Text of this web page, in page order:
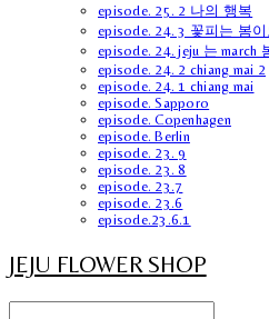
episode. 25. 2 나의 행복
episode. 24. 3 꽃피는 봄
episode. 24. jeju 는 march
episode. 24. 2 chiang mai 2
episode. 24. 1 chiang mai
episode. Sapporo
episode. Copenhagen
episode. Berlin
episode. 23. 9
episode. 23. 8
episode. 23.7
episode. 23.6
episode.23.6.1
JEJU FLOWER SHOP